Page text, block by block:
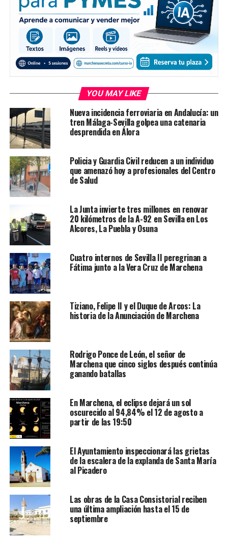
YOU MAY LIKE
Nueva incidencia ferroviaria en Andalucía: un
tren Málaga-Sevilla golpea una catenaria
desprendida en Álora
Policia y Guardia Civil reducen a un individuo
que amenazó hoy a profesionales del Centro
de Salud
La Junta invierte tres millones en renovar
20 kilómetros de la A-92 en Sevilla en Los
Alcores, La Puebla y Osuna
Cuatro internos de Sevilla II peregrinan a
Fátima junto a la Vera Cruz de Marchena
Tiziano, Felipe II y el Duque de Arcos: La
historia de la Anunciación de Marchena
Rodrigo Ponce de León, el señor de
Marchena que cinco siglos después continúa
ganando batallas
En Marchena, el eclipse dejará un sol
oscurecido al 94,84% el 12 de agosto a
partir de las 19:50
El Ayuntamiento inspeccionará las grietas
de la escalera de la explanda de Santa María
al Picadero
Las obras de la Casa Consistorial reciben
una última ampliación hasta el 15 de
septiembre